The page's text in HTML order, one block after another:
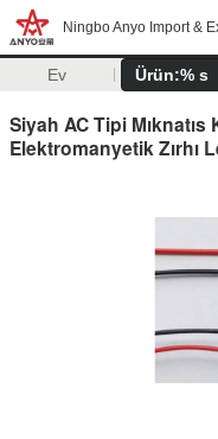
Ningbo Anyo Import &
Ev Ürün:% s
Siyah AC Tipi Mıknatıs
Elektromanyetik Zırhı